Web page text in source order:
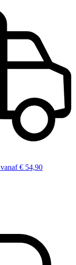
vanaf € 54,90